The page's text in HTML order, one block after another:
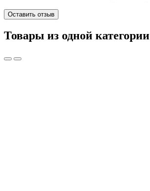
Оставить отзыв
Товары из одной категории